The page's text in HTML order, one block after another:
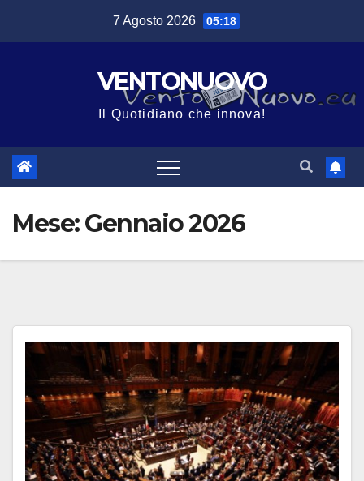
7 Agosto 2026 05:18
VENTONUOVO
Il Quotidiano che innova!
Mese:Gennaio 2026